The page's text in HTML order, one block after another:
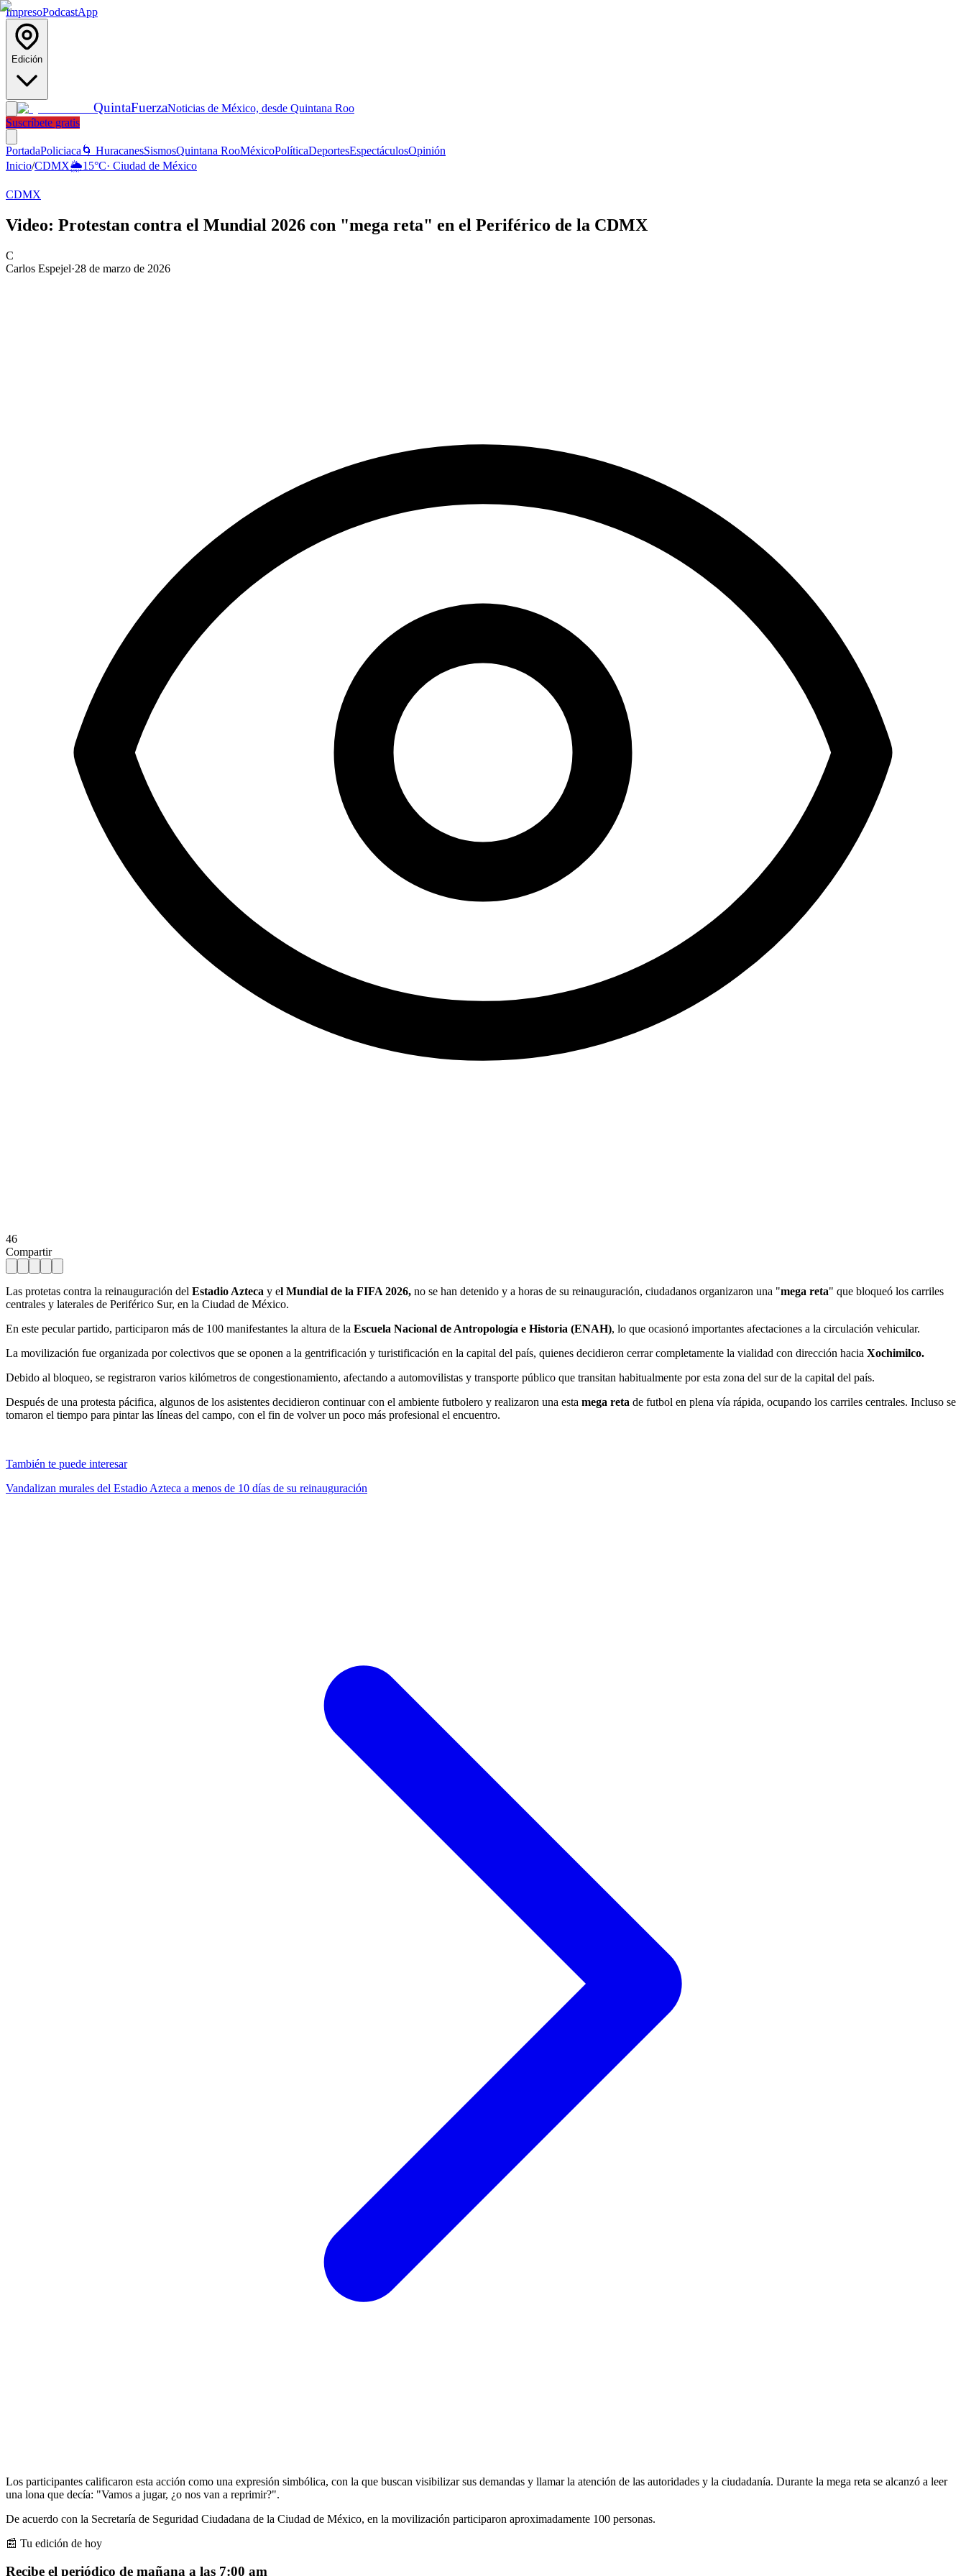
ImpresoPodcastApp
Edición
QuintaFuerzaNoticias de México, desde Quintana Roo
Suscríbete gratis
PortadaPoliciaca 🌀 HuracanesSismosQuintana RooMéxicoPolíticaDeportesEspectáculosOpinión
Inicio/CDMX🌦️15°C· Ciudad de México
CDMX
Video: Protestan contra el Mundial 2026 con "mega reta" en el Periférico de la CDMX
C
Carlos Espejel·28 de marzo de 2026
46
Compartir
Las protetas contra la reinauguración del Estadio Azteca y el Mundial de la FIFA 2026, no se han detenido y a horas de su reinauguración, ciudadanos organizaron una "mega reta" que bloqueó los carriles
centrales y laterales de Periférico Sur, en la Ciudad de México.
En este pecular partido, participaron más de 100 manifestantes la altura de la Escuela Nacional de Antropología e Historia (ENAH), lo que ocasionó importantes afectaciones a la circulación vehicular.
La movilización fue organizada por colectivos que se oponen a la gentrificación y turistificación en la capital del país, quienes decidieron cerrar completamente la vialidad con dirección hacia Xochimilco.
Debido al bloqueo, se registraron varios kilómetros de congestionamiento, afectando a automovilistas y transporte público que transitan habitualmente por esta zona del sur de la capital del país.
Después de una protesta pácifica, algunos de los asistentes decidieron continuar con el ambiente futbolero y realizaron una esta mega reta de futbol en plena vía rápida, ocupando los carriles centrales. Incluso se
tomaron el tiempo para pintar las líneas del campo, con el fin de volver un poco más profesional el encuentro.
También te puede interesar
Vandalizan murales del Estadio Azteca a menos de 10 días de su reinauguración
Los participantes calificaron esta acción como una expresión simbólica, con la que buscan visibilizar sus demandas y llamar la atención de las autoridades y la ciudadanía. Durante la mega reta se alcanzó a leer
una lona que decía: "Vamos a jugar, ¿o nos van a reprimir?".
De acuerdo con la Secretaría de Seguridad Ciudadana de la Ciudad de México, en la movilización participaron aproximadamente 100 personas.
📰 Tu edición de hoy
Recibe el periódico de mañana a las 7:00 am